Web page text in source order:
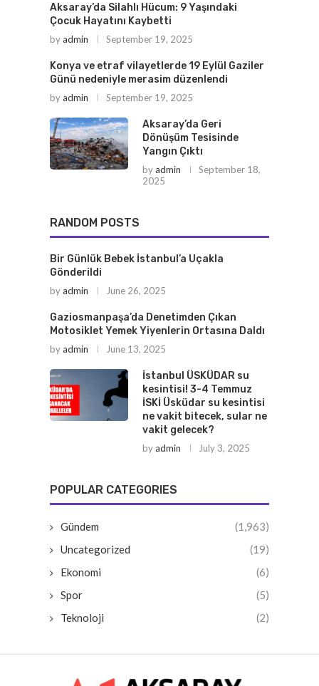
Aksaray’da Silahlı Hücum: 9 Yaşındaki
Çocuk Hayatını Kaybetti
byadmin September 19, 2025
Konya ve etraf vilayetlerde 19 Eylül Gaziler
Günü nedeniyle merasim düzenlendi
byadmin September 19, 2025
Aksaray’da Geri
Dönüşüm Tesisinde
Yangın Çıktı
byadmin
September 18,
2025
RANDOM POSTS
Bir Günlük Bebek İstanbul’a Uçakla
Gönderildi
byadmin June 26, 2025
Gaziosmanpaşa’da Denetimden Çıkan
Motosiklet Yemek Yiyenlerin Ortasına Daldı
byadmin June 13, 2025
İstanbul ÜSKÜDAR su
kesintisi! 3-4 Temmuz
İSKİ Üsküdar su kesintisi
ne vakit bitecek, sular ne
vakit gelecek?
byadmin July 3, 2025
POPULAR CATEGORIES
Gündem
(1,963)
Uncategorized
(19)
Ekonomi
(6)
Spor
(5)
Teknoloji
(2)